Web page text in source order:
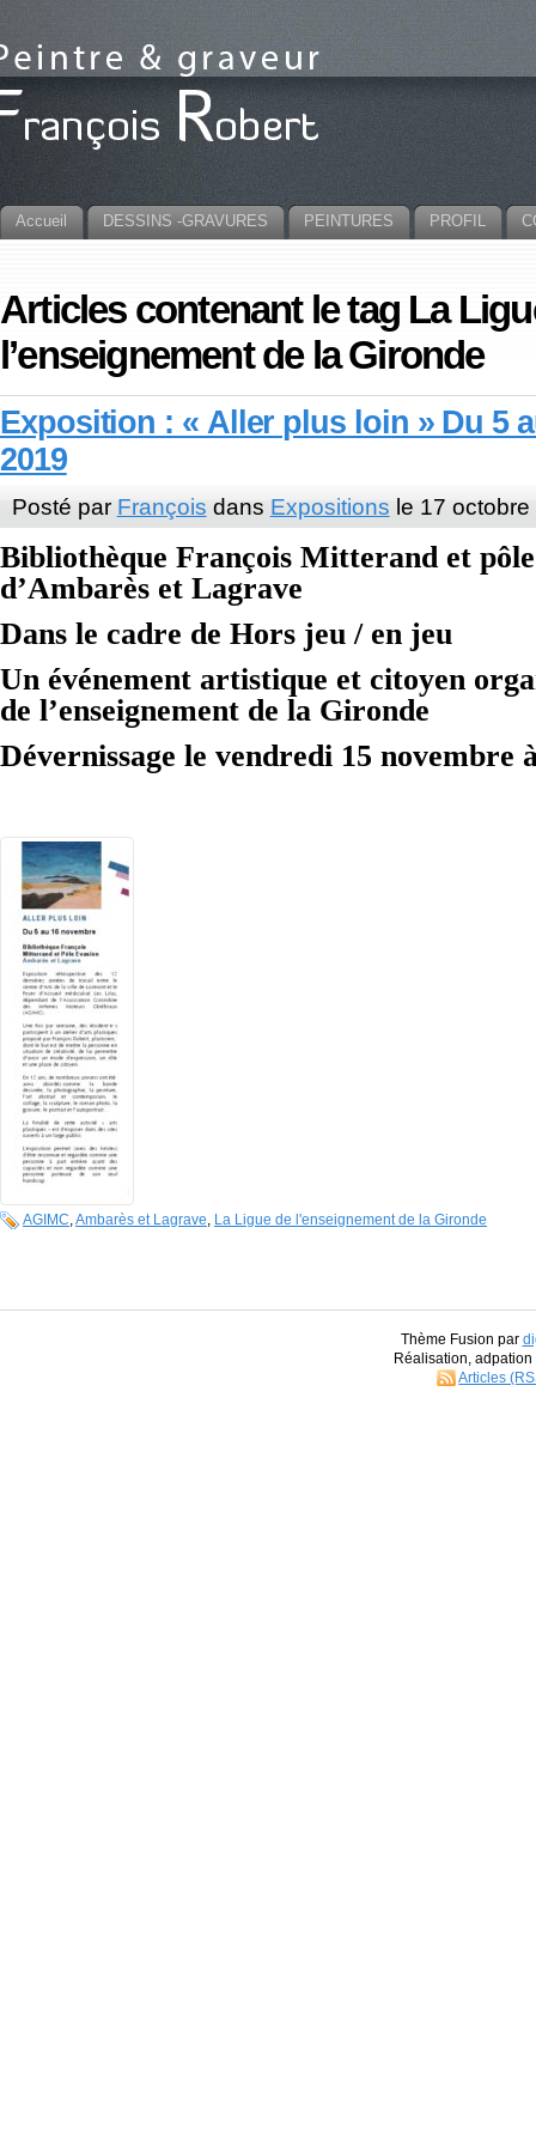
Accueil DESSINS -GRAVURES PEINTURES PROFIL
Articles contenant le tag La
l’enseignement de la Gironde
Exposition : « Aller plus loin » Du 5
2019
Posté par François dans Expositions le 17 octobre
Bibliothèque François Mitterand et
d’Ambarès et Lagrave
Dans le cadre de Hors jeu / en jeu
Un événement artistique et citoyen
de l’enseignement de la Gironde
Dévernissage le vendredi 15 novembre
AGIMC Ambarès et Lagrave La Ligue de l'enseignement de la Gironde
Thème Fusion par
Réalisation,
Articles